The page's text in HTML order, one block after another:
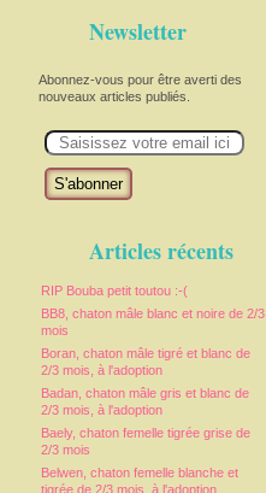
Newsletter
Abonnez-vous pour être averti des
nouveaux articles publiés.
m
Articles récents
RIP Bouba petit toutou :-(
BB8, chaton mâle blanc et noire de 2/3
mois
Boran, chaton mâle tigré et blanc de
2/3 mois, à l'adoption
Badan, chaton mâle gris et blanc de
2/3 mois, à l'adoption
Baely, chaton femelle tigrée grise de
2/3 mois
Belwen, chaton femelle blanche et
tigrée de 2/3 mois, à l'adoption